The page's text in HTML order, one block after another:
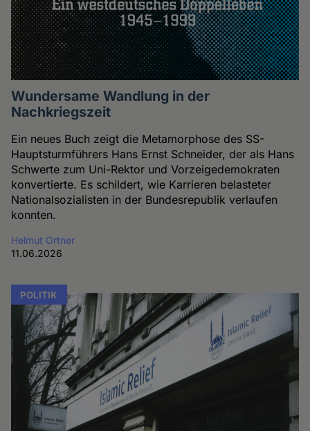
Wundersame Wandlung in der
Nachkriegszeit
Ein neues Buch zeigt die Metamorphose des SS-
Hauptsturmführers Hans Ernst Schneider, der als Hans
Schwerte zum Uni-Rektor und Vorzeigedemokraten
konvertierte. Es schildert, wie Karrieren belasteter
Nationalsozialisten in der Bundesrepublik verlaufen
konnten.
Helmut Ortner
11.06.2026
POLITIK